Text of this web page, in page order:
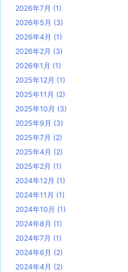
2026年7月 (1)
2026年5月 (3)
2026年4月 (1)
2026年2月 (3)
2026年1月 (1)
2025年12月 (1)
2025年11月 (2)
2025年10月 (3)
2025年9月 (3)
2025年7月 (2)
2025年4月 (2)
2025年2月 (1)
2024年12月 (1)
2024年11月 (1)
2024年10月 (1)
2024年8月 (1)
2024年7月 (1)
2024年6月 (2)
2024年4月 (2)